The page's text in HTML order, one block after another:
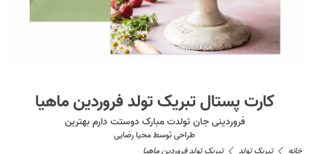
کارت پستال تبریک تولد فروردین ماهیا
فروردینی جان تولدت مبارک دوستت دارم بهترین
طراحی توسطمحیا رضایی
خانه
تبریک تولد تبریک تولد فروردین ماهیا